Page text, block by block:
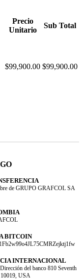
Precio
Unitario
Sub Total
$99,900.00 $99,900.00
de GRUPO GRAFCOL SA
BITCOIN
INTERNACIONAL
del banco 810 Seventh
USA